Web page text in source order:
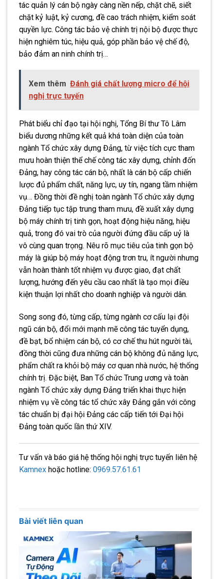
tác quản lý cán bộ ngày càng nền nếp, chặt chẽ, siết
chặt kỷ luật, kỷ cương, đề cao trách nhiệm, kiểm soát
quyền lực. Công tác bảo vệ chính trị nội bộ được thực
hiện nghiêm túc, hiệu quả, góp phần bảo vệ chế độ,
bảo đảm an ninh chính trị…
Xem thêm Đánh giá chất lượng micro để hội
nghị trực tuyến
Phát biểu chỉ đạo tại hội nghị, Tổng Bí thư Tô Lâm
biểu dương những kết quả khá toàn diện của toàn
ngành Tổ chức xây dựng Đảng, từ việc tích cực tham
mưu hoàn thiện thể chế công tác xây dựng, chỉnh đốn
Đảng, hay công tác cán bộ, nhất là cán bộ cấp chiến
lược đủ phẩm chất, năng lực, uy tín, ngang tầm nhiệm
vụ… Đồng thời đề nghị toàn ngành Tổ chức xây dựng
Đảng tiếp tục tập trung tham mưu, đề xuất xây dựng
bộ máy chính trị tinh gọn, hoạt động hiệu năng, hiệu
quả, trong đó vai trò của người đứng đầu cấp uỷ là
vô cùng quan trọng. Nêu rõ mục tiêu của tinh gọn bộ
máy là giúp bộ máy hoạt động trơn tru, ít người nhưng
vẫn hoàn thành tốt nhiệm vụ được giao, đạt chất
lượng, hướng đến yêu cầu cao nhất là tạo mọi điều
kiện thuận lợi nhất cho doanh nghiệp và người dân.
Song song đó, từng cấp, từng ngành cơ cấu lại đội
ngũ cán bộ, đổi mới mạnh mẽ công tác tuyển dụng,
đề bạt, bổ nhiệm cán bộ, có cơ chế thu hút người tài,
đồng thời cũng đưa những cán bộ không đủ năng lực,
phẩm chất ra khỏi bộ máy cơ quan nhà nước, hệ thống
chính trị. Đặc biệt, Ban Tổ chức Trung ương và toàn
ngành Tổ chức xây dựng Đảng triển khai thực hiện
nhiệm vụ về công tác tổ chức xây Đảng gắn với công
tác chuẩn bị đại hội Đảng các cấp tiến tới Đại hội
Đảng toàn quốc lần thứ XIV.
Tư vấn và báo giá hệ thống hội nghị trực tuyến liên hệ
Kamnex hoặc hotline: 0969.57.61.61
Bài viết liên quan